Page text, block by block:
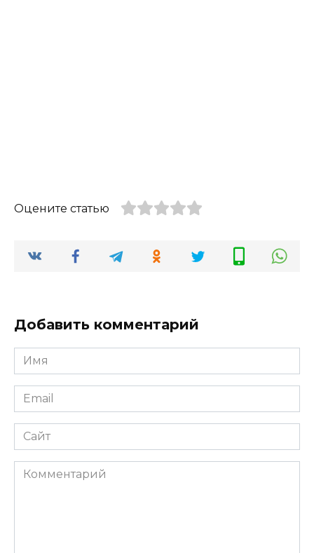
Оцените статью
Добавить комментарий
Имя
*
Email
*
Сайт
Комментарий